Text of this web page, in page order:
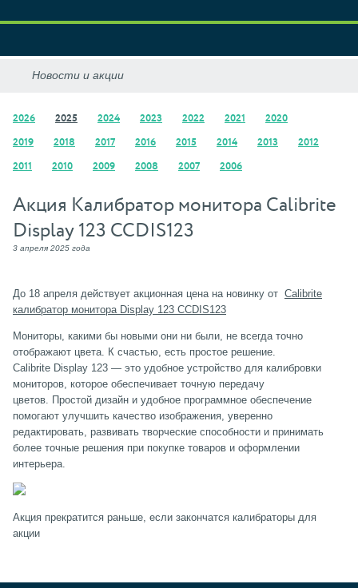
2026 2025 2024 2023 2022 2021 2020
2019 2018 2017 2016 2015 2014 2013 2012
2011 2010 2009 2008 2007 2006
Акция Калибратор монитора Calibrite
Display 123 CCDIS123
3 апреля 2025 года
До 18 апреля действует акционная цена на новинку от Calibrite
калибратор монитора Display 123 CCDIS123
Мониторы, какими бы новыми они ни были, не всегда точно
отображают цвета. К счастью, есть простое решение.
Calibrite Display 123 — это удобное устройство для калибровки
мониторов, которое обеспечивает точную передачу
цветов. Простой дизайн и удобное программное обеспечение
помогают улучшить качество изображения, уверенно
редактировать, развивать творческие способности и принимать
более точные решения при покупке товаров и оформлении
интерьера.
Акция прекратится раньше, если закончатся калибраторы для
акции